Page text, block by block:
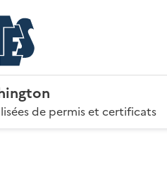
de permis et certificats